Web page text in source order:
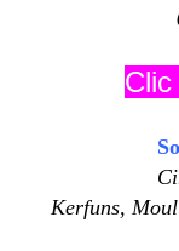
Kerfuns,